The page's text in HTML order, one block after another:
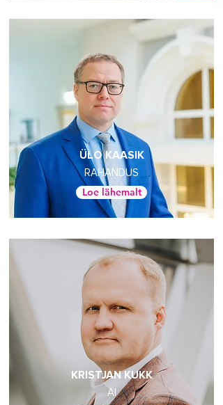
RAHANDUS
ÜLO KAASIK
Loe lähemalt
AI
KRISTJAN KUKK